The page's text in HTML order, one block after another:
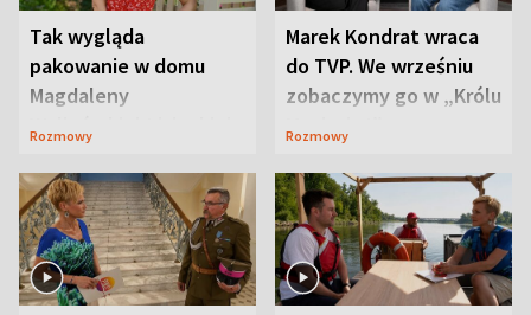
Tak wygląda
pakowanie w domu
Magdaleny
Waligórskiej-Lisieckiej.
Rozmowy
Marek Kondrat wraca
do TVP. We wrześniu
zobaczymy go w „Królu
Maciusiu I”
Rozmowy